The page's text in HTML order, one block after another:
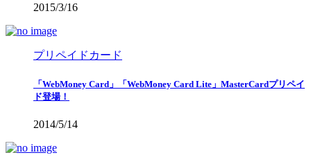
2015/3/16
プリペイドカード
「WebMoney Card」「WebMoney Card Lite」MasterCardプリペイ
ド登場！
2014/5/14